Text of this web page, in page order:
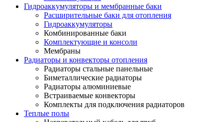
Гидроаккумуляторы и мембранные баки
Расширительные баки для отопления
Гидроаккумуляторы
Комбинированные баки
Комплектующие и консоли
Мембраны
Радиаторы и конвекторы отопления
Радиаторы стальные панельные
Биметаллические радиаторы
Радиаторы алюминиевые
Встраиваемые конвекторы
Комплекты для подключения радиаторов
Теплые полы